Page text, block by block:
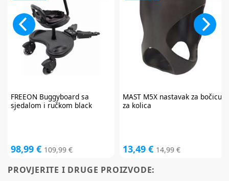
FREEON Buggyboard sa
sjedalom i ručkom black
98,99 € 109,99 €
MASTM5X nastavak za bočicu
za kolica
13,49 € 14,99 €
PROVJERITE I DRUGE PROIZVODE: